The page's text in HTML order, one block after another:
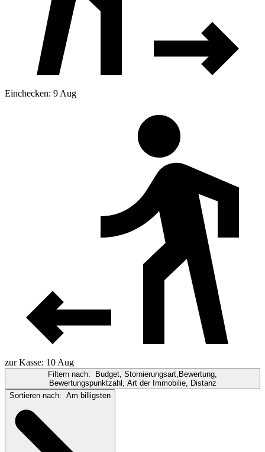
Einchecken: 9 Aug
zur Kasse: 10 Aug
Filtern nach:
Budget, Stornierungsart,Bewertung,
Bewertungspunktzahl, Art der Immobilie, Distanz
Sortieren nach: Am billigsten